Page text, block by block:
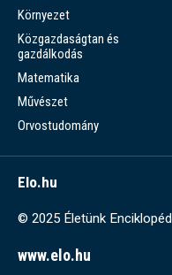
Környezet
Közgazdaságtan és
gazdálkodás
Matematika
Művészet
Orvostudomány
Elo.hu
© 2025 Életünk
www.elo.hu